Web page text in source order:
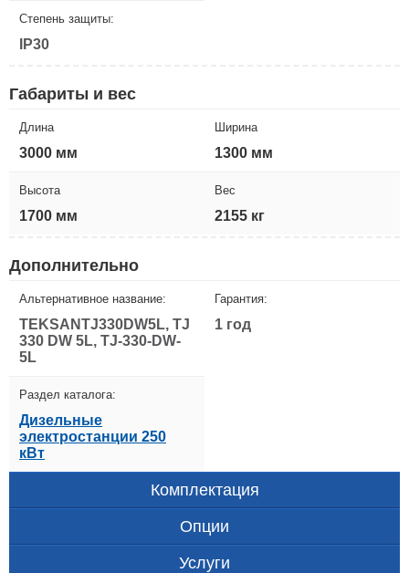
Степень защиты:
IP30
Габариты и вес
Длина
3000 мм
Ширина
1300 мм
Высота
1700 мм
Вес
2155 кг
Дополнительно
Альтернативное название:
TEKSANTJ330DW5L, TJ
330 DW 5L, TJ-330-DW-
5L
Гарантия:
1 год
Раздел каталога:
Дизельные
электростанции 250
кВт
Комплектация
Опции
Услуги